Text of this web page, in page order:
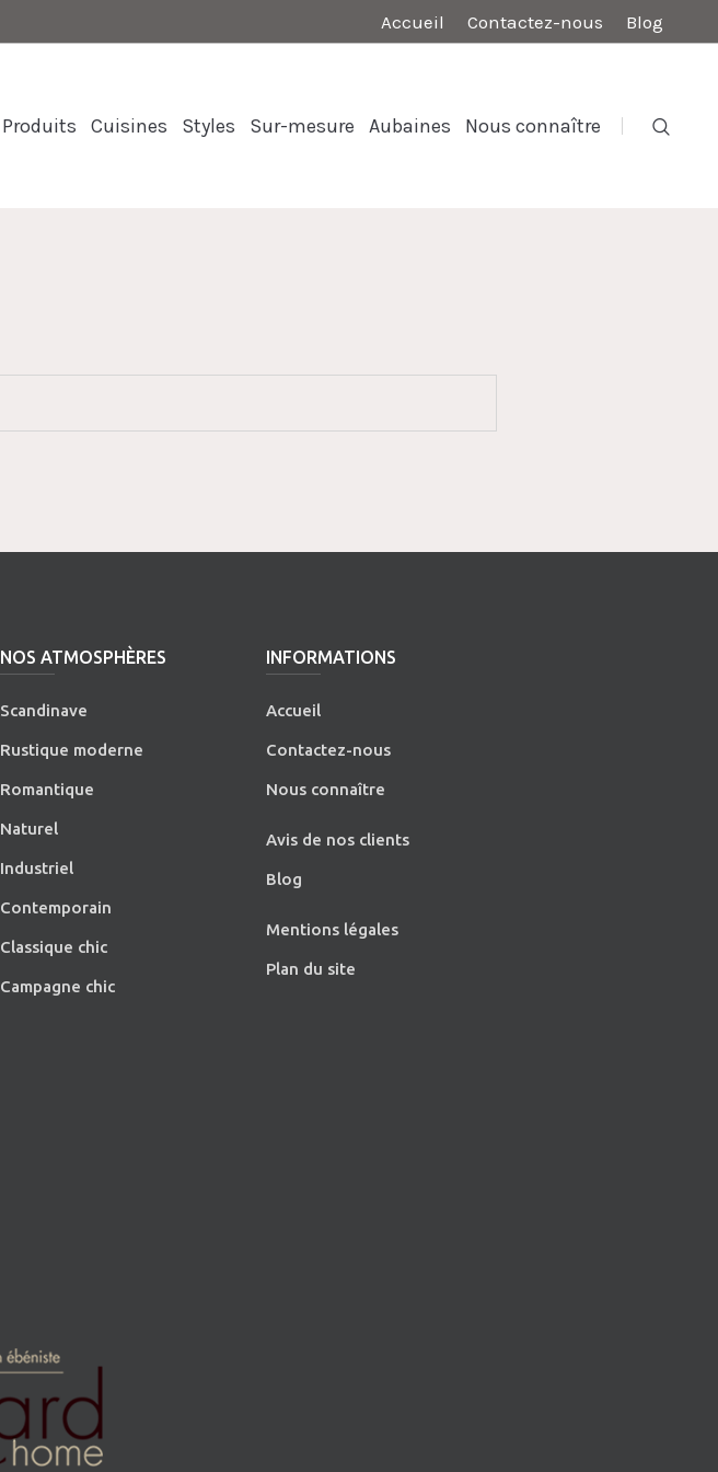
Accueil Contactez-nous Blog
Produits Cuisines Styles Sur-mesure Aubaines Nous connaître
NOS ATMOSPHÈRES
Scandinave
Rustique moderne
Romantique
Naturel
Industriel
Contemporain
Classique chic
Campagne chic
INFORMATIONS
Accueil
Contactez-nous
Nous connaître
Avis de nos clients
Blog
Mentions légales
Plan du site